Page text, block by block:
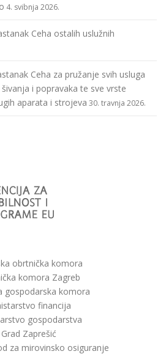
4. svibnja 2026.
Ceha ostalih uslužnih
Ceha za pružanje svih usluga
i popravaka te sve vrste
aparata i strojeva 30. travnja 2026.
obrtnička komora
komora Zagreb
gospodarska komora
financija
gospodarstva
Grad Zaprešić
za mirovinsko osiguranje